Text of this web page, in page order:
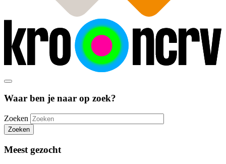
Waar ben je naar op zoek?
Zoeken
Zoeken
Meest gezocht